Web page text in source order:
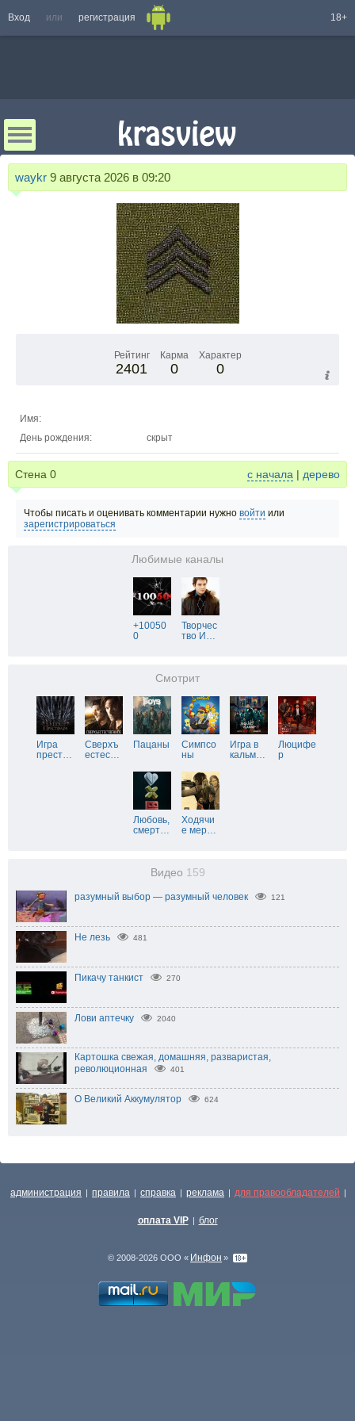
Вход или регистрация 18+
waykr 9 августа 2026 в 09:20
Рейтинг
2401
Карма
0
Характер
0
Имя:
День рождения:
скрыт
Стена 0 с начала | дерево
Чтобы писать и оценивать комментарии нужно войти или
зарегистрироваться
Любимые каналы
+10050
0
Творчес
тво И …
Смотрит
Игра
прест…
Сверхъ
естес…
Пацаны
Симпсо
ны
Игра в
кальм…
Люцифе
р
Любовь,
смерт…
Ходячи
е мер…
Видео 159
разумный выбор — разумный человек 121
Не лезь 481
Пикачу танкист 270
Лови аптечку 2040
Картошка свежая, домашняя, разваристая,
революционная
401
О Великий Аккумулятор 624
администрация | правила | справка | реклама | для правообладателей |
оплата VIP | блог
© 2008-2026 ООО « Инфон »